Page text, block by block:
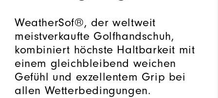
WeatherSof®, der weltweit
meistverkaufte Golfhandschuh,
kombiniert höchste Haltbarkeit mit
einem gleichbleibend weichen
Gefühl und exzellentem Grip bei
allen Wetterbedingungen.